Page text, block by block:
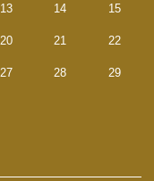
13 14 15
20 21 22
27 28 29